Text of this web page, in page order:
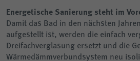
Energetische Sanierung steht im
Damit das Bad in den nächsten
aufgestellt ist, werden die einfach
Dreifachverglasung ersetzt und die
Wärmedämmverbundsystem neu